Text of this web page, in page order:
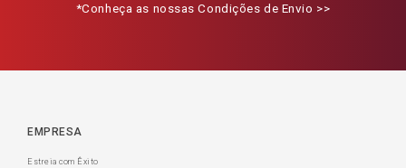
*Conheça as nossas Condições de Envio >>
EMPRESA
Estreia com Êxito